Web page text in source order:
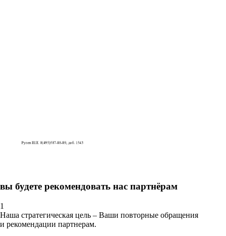
вы будете рекомендовать нас партнёрам
1
Наша стратегическая цель – Ваши повторные обращения
и рекомендации партнерам.